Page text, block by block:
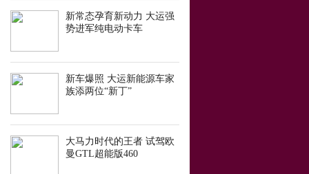
新常态孕育新动力 大运强
势进军纯电动卡车
新车爆照 大运新能源车家
族添两位“新丁”
大马力时代的王者 试驾欧
曼GTL超能版460